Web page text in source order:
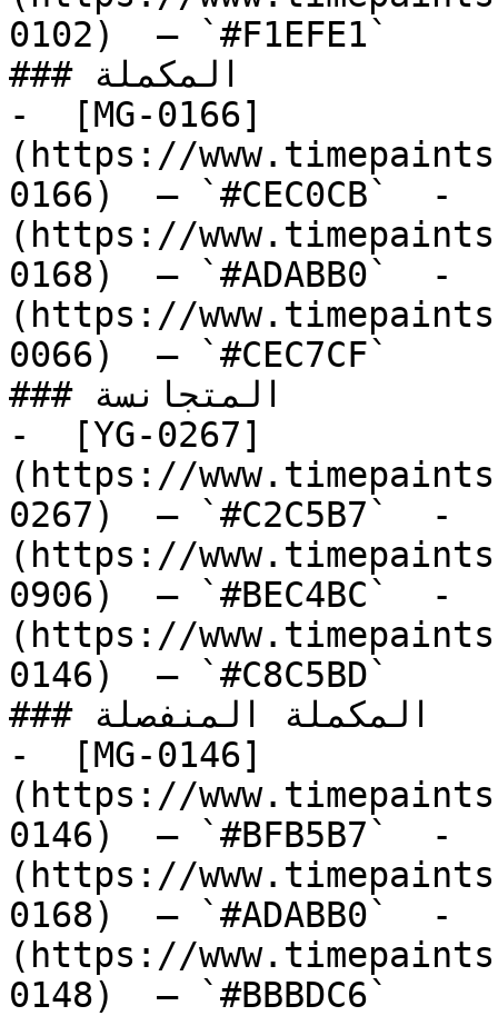
0102)  — `#F1EFE1`
### المكملة
-  [MG-0166]
(https://
0166)  — `#CEC0CB`  -
(https://
0168)  — `#ADABB0`  -
(https://
0066)  — `#CEC7CF`
### المتجانسة
-  [YG-0267]
(https://
0267)  — `#C2C5B7`  -
(https://
0906)  — `#BEC4BC`  -
(https://
0146)  — `#C8C5BD`
### المكملة المنفصلة
-  [MG-0146]
(https://
0146)  — `#BFB5B7`  -
(https://
0168)  — `#ADABB0`  -
(https://
0148)  — `#BBBDC6`